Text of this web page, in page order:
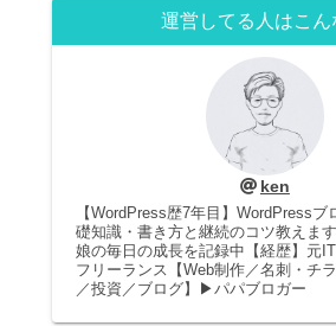
運営してる人はこん
ken
【WordPress歴7年目】WordPress
礎知識・書き方と継続のコツ教えま
娘の毎日の成長を記録中【経歴】元
フリーランス【Web制作／名刺・チ
／投資／ブログ】▶︎パパブロガー